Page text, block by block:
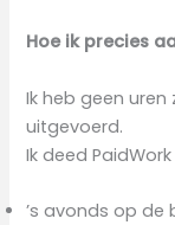
Hoe ik precies
Ik heb geen
uitgevoerd.
Ik deed
’s avonds op de